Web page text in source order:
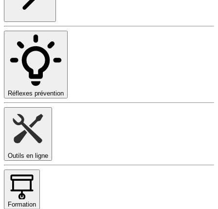
Réflexes prévention
Outils en ligne
Formation